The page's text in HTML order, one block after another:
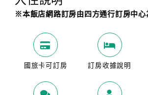
※本飯店網路訂房由四方通行訂房中心
國旅卡可訂房 訂房收據說明